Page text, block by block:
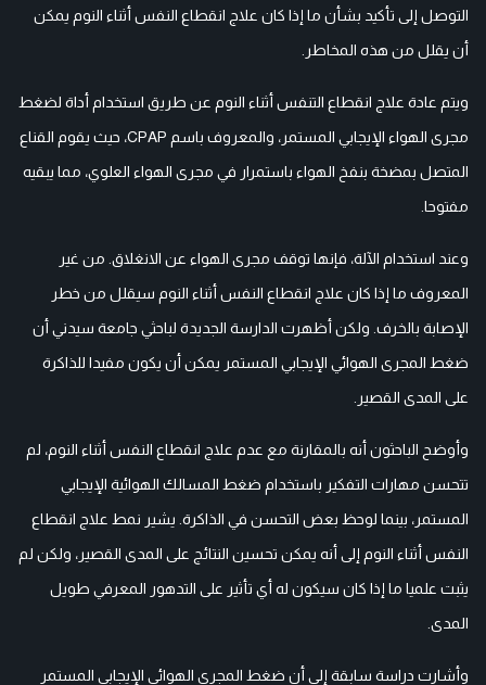
التوصل إلى تأكيد بشأن ما إذا كان علاج انقطاع النفس أثناء النوم يمكن
أن يقلل من هذه المخاطر.
ويتم عادة علاج انقطاع التنفس أثناء النوم عن طريق استخدام أداة لضغط
مجرى الهواء الإيجابي المستمر، والمعروف باسم CPAP، حيث يقوم القناع
المتصل بمضخة بنفخ الهواء باستمرار في مجرى الهواء العلوي، مما يبقيه
مفتوحا.
وعند استخدام الآلة، فإنها توقف مجرى الهواء عن الانغلاق. من غير
المعروف ما إذا كان علاج انقطاع النفس أثناء النوم سيقلل من خطر
الإصابة بالخرف. ولكن أظهرت الدارسة الجديدة لباحثي جامعة سيدني أن
ضغط المجرى الهوائي الإيجابي المستمر يمكن أن يكون مفيدا للذاكرة
على المدى القصير.
وأوضح الباحثون أنه بالمقارنة مع عدم علاج انقطاع النفس أثناء النوم، لم
تتحسن مهارات التفكير باستخدام ضغط المسالك الهوائية الإيجابي
المستمر، بينما لوحظ بعض التحسن في الذاكرة. يشير نمط علاج انقطاع
النفس أثناء النوم إلى أنه يمكن تحسين النتائج على المدى القصير، ولكن لم
يثبت علميا ما إذا كان سيكون له أي تأثير على التدهور المعرفي طويل
المدى.
وأشارت دراسة سابقة إلى أن ضغط المجرى الهوائي الإيجابي المستمر